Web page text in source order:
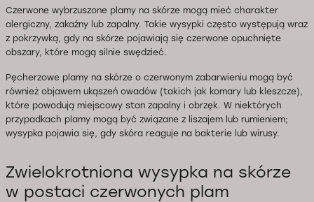
Czerwone wybrzuszone plamy na skórze mogą mieć charakter
alergiczny, zakaźny lub zapalny. Takie wysypki często występują wraz
z pokrzywką, gdy na skórze pojawiają się czerwone opuchnięte
obszary, które mogą silnie swędzieć.
Pęcherzowe plamy na skórze o czerwonym zabarwieniu mogą być
również objawem ukąszeń owadów (takich jak komary lub kleszcze),
które powodują miejscowy stan zapalny i obrzęk. W niektórych
przypadkach plamy mogą być związane z liszajem lub rumieniem;
wysypka pojawia się, gdy skóra reaguje na bakterie lub wirusy.
Zwielokrotniona wysypka na skórze
w postaci czerwonych plam